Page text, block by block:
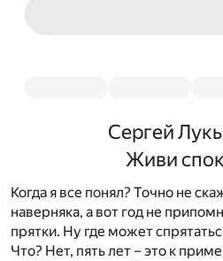
Сергей
Живи
Когда я все понял? Точно не
наверняка, а вот год не
прятки. Ну где может
Что? Нет, пять лет – это к